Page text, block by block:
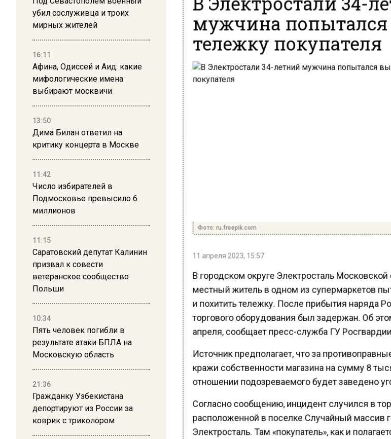
убил сослуживца и троих
мирных жителей
16:11
Афина, Одиссей и Аид: какие
мифологические имена
выбирают москвичи
13:50
Дима Билан ответил на
критику концерта в Москве
11:42
Число избирателей в
Подмосковье превысило 6
миллионов
11:15
Саратовский депутат Калинин
призвал к совести
ветеранское сообщество
Польши
10:34
Пять человек погибли в
результате атаки БПЛА на
Московскую область
21:36
Гражданку Узбекистана
депортируют из России за
коврик с триколором
мужчина попытался
тележку покупателя
Фото: ru.freepik.com
11 апреля 2023, 15:57
В городском округе Электросталь Московской
местный житель в одном из супермаркетов
и похитить тележку. После прибытия наряда
торгового оборудования был задержан. Об
апреля, сообщает пресс-служба ГУ
Источник предполагает, что за
кражи собственности магазина на сумму 8
отношении подозреваемого будет заведено
Согласно сообщению, инцидент случился в
расположенной в поселке Случайный массив
Электросталь. Там «покупатель», как и